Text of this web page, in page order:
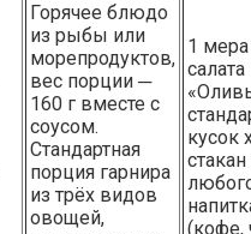
Горячее блюдо
из рыбы или
морепродуктов,
вес порции ─
160 г вместе с
соусом.
Стандартная
порция гарнира
из трёх видов
овощей,
1 мера
салата
кусок
стакан
(кофе,